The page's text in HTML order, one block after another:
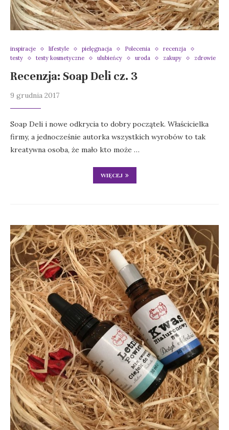
inspiracje lifestyle pielęgnacja Polecenia
recenzja
testy
testy kosmetyczne ulubieńcy uroda zakupy zdrowie
Recenzja: Soap Deli cz. 3
9 grudnia 2017
Soap Deli i nowe odkrycia to dobry początek. Właścicielka
firmy, a jednocześnie autorka wszystkich wyrobów to tak
kreatywna osoba, że mało kto może …
WIĘCEJ